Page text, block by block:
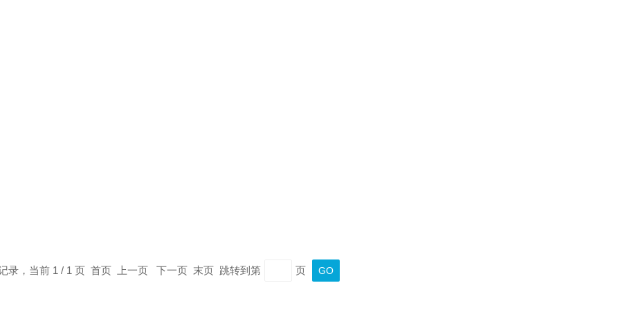
录，当前 1 / 1 页 首页 上一页 下一页 末页 跳转到第 页